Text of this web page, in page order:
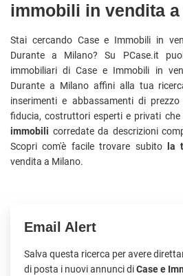
immobili in vendita a
Stai cercando Case e Immobili in
Durante a Milano? Su PCase.it
immobiliari di Case e Immobili in
Durante a Milano affini alla tua
inserimenti e abbassamenti di
fiducia, costruttori esperti e privati
immobili corredate da descrizioni
Scopri com'è facile trovare subito
la
vendita a Milano.
Email Alert
Salva questa ricerca per avere
di posta i nuovi annunci diCase e